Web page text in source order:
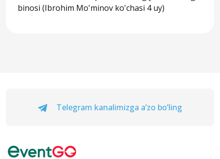
binosi (Ibrohim Mo'minov ko'chasi 4 uy)
Telegram kanalimizga a’zo bo’ling